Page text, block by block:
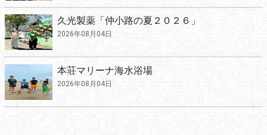
久光製薬「仲小路の夏２０２６」
2026年08月04日
本荘マリーナ海水浴場
2026年08月04日